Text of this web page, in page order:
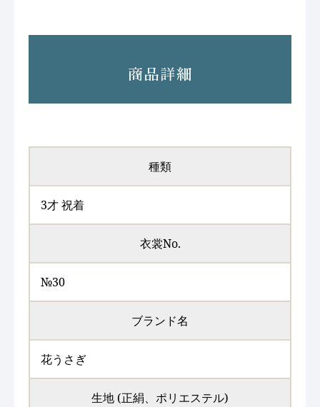
商品詳細
種類
3才 祝着
衣裳No.
№30
ブランド名
花うさぎ
生地 (正絹、ポリエステル)